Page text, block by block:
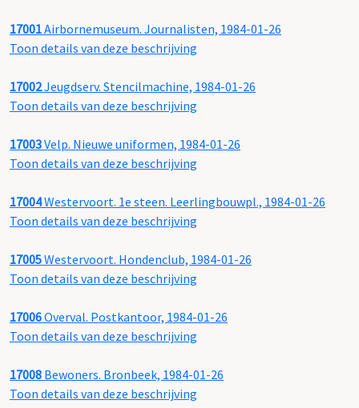
17001Airbornemuseum. Journalisten, 1984-01-26
Toon details van deze beschrijving
17002Jeugdserv. Stencilmachine, 1984-01-26
Toon details van deze beschrijving
17003Velp. Nieuwe uniformen, 1984-01-26
Toon details van deze beschrijving
17004Westervoort. 1e steen. Leerlingbouwpl., 1984-01-26
Toon details van deze beschrijving
17005Westervoort. Hondenclub, 1984-01-26
Toon details van deze beschrijving
17006Overval. Postkantoor, 1984-01-26
Toon details van deze beschrijving
17008 Bewoners. Bronbeek, 1984-01-26
Toon details van deze beschrijving